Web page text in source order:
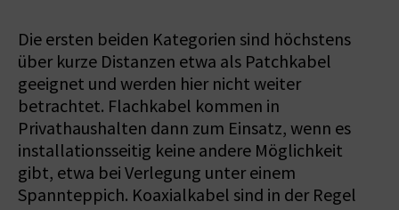
Die ersten beiden Kategorien sind höchstens
über kurze Distanzen etwa als Patchkabel
geeignet und werden hier nicht weiter
betrachtet. Flachkabel kommen in
Privathaushalten dann zum Einsatz, wenn es
installationsseitig keine andere Möglichkeit
gibt, etwa bei Verlegung unter einem
Spannteppich. Koaxialkabel sind in der Regel